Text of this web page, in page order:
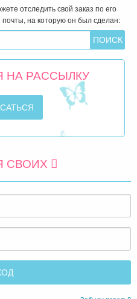
отследить свой заказ по его
на которую он был сделан:
НА РАССЫЛКУ
СВОИХ